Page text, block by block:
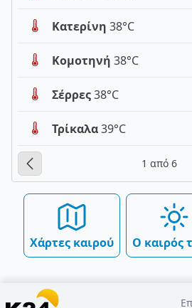
Κατερίνη 38°C
Κομοτηνή 38°C
Σέρρες38°C
Τρίκαλα39°C
1 από 6
Χάρτες καιρού Ο καιρός